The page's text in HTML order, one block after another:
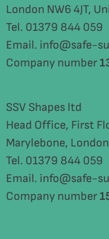
London NW6 4JT,
Tel. 01379 844 059
Email. info@safe-
Company number
SSV Shapes ltd
Head Office, First
Marylebone,
Tel. 01379 844 059
Email. info@safe-
Company number